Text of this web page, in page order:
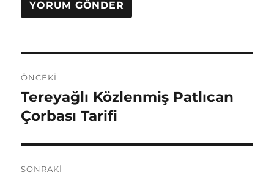
gezinmesi
ÖNCEKI
Önceki
yazı:
Tereyağlı Közlenmiş Patlıcan
Çorbası Tarifi
SONRAKI